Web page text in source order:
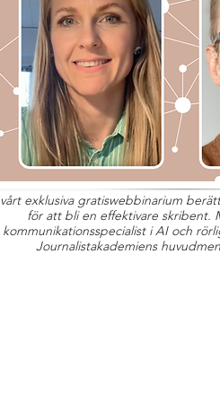
exklusiva gratiswebbinarium
för att bli en effektivare skribent.
kommunikationsspecialist i AI och
Journalistakademiens